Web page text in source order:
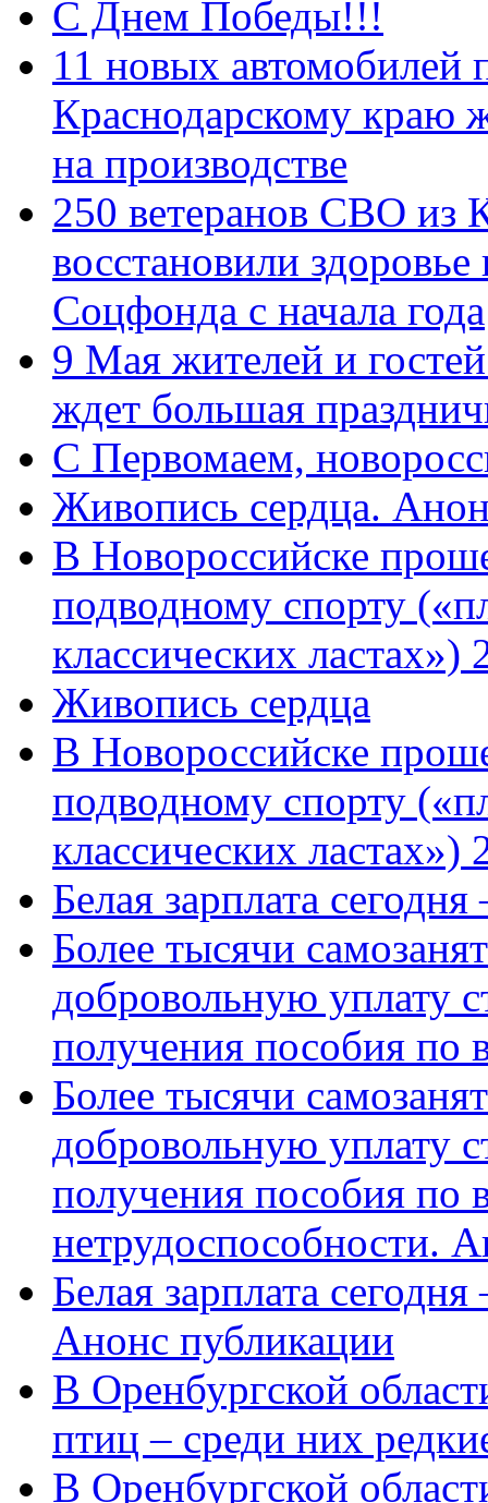
С Днем Победы!!!
11 новых автомобилей
Краснодарскому краю
на производстве
250 ветеранов СВО из
восстановили
Соцфонда с начала года
9 Мая жителей и
ждет большая
C Первомаем,
Живопись сердца.
В Новороссийске
подводному спорту
классических
Живопись сердца
В Новороссийске
подводному спорту
классических ластах»)
Белая зарплата
Более тысячи
добровольную уплату
получения пособия по
Более тысячи
добровольную уплату
получения пособия по
нетрудоспособности.
Белая зарплата
Анонс публикации
В Оренбургской
птиц – среди них
В Оренбургской